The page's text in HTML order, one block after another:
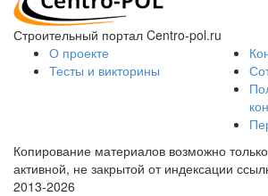
Строительный портал Centro-pol.ru
О проекте
Тесты и викторины
Копирование материалов возможно
активной, не закрытой от индексации
2013-2026